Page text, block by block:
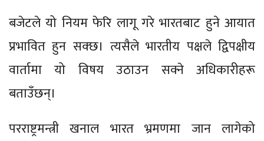
बजेटले यो नियम फेरि लागू गरे भारतबाट हुने आयात
प्रभावित हुन सक्छ। त्यसैले भारतीय पक्षले द्विपक्षीय
वार्तामा यो विषय उठाउन सक्ने अधिकारीहरू
बताउँछन्।
परराष्ट्रमन्त्री खनाल भारत भ्रमणमा जान लागेको